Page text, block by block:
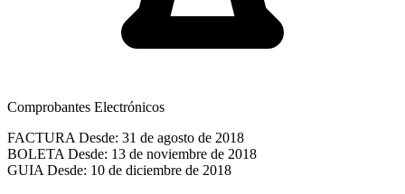
Comprobantes Electrónicos
FACTURA Desde: 31 de agosto de 2018
BOLETA Desde: 13 de noviembre de 2018
GUIA Desde: 10 de diciembre de 2018